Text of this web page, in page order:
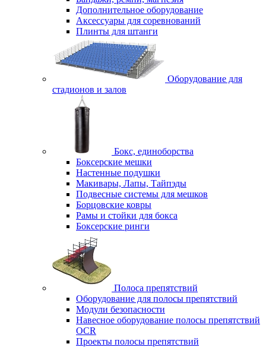
Дополнительное оборудование
Аксессуары для соревнований
Плинты для штанги
Оборудование для
стадионов и залов
Бокс, единоборства
Боксерские мешки
Настенные подушки
Макивары, Лапы, Тайпэды
Подвесные системы для мешков
Борцовские ковры
Рамы и стойки для бокса
Боксерские ринги
Полоса препятствий
Оборудование для полосы препятствий
Модули безопасности
Навесное оборудование полосы препятствий
OCR
Проекты полосы препятствий